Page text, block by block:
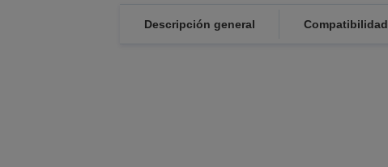
Descripción general Compatibilidad